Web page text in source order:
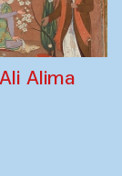
Alima